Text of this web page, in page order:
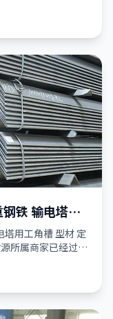
铁 输电塔用
塔用工角槽 型材 定
所属商家已经过真